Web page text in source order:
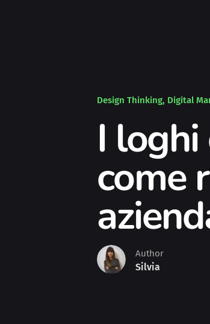
Design Thinking Digital
I
come
Author
Silvia